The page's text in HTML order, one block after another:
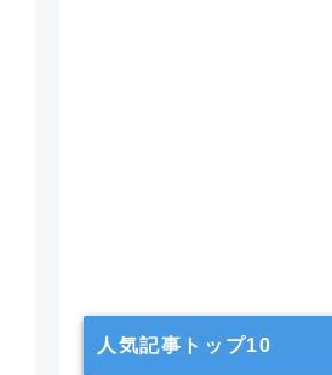
人気記事トップ10